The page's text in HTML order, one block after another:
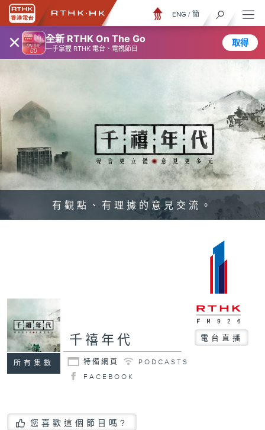
× 全新 RTHK On The Go
一手掌握 RTHK 電台、電視節目
取得
ENG / 簡
有觀點、有理據的意見交流。
所有集數
千禧年代 電台直播
特備網頁
PODCASTS
FACEBOOK
您喜歡這個節目嗎?